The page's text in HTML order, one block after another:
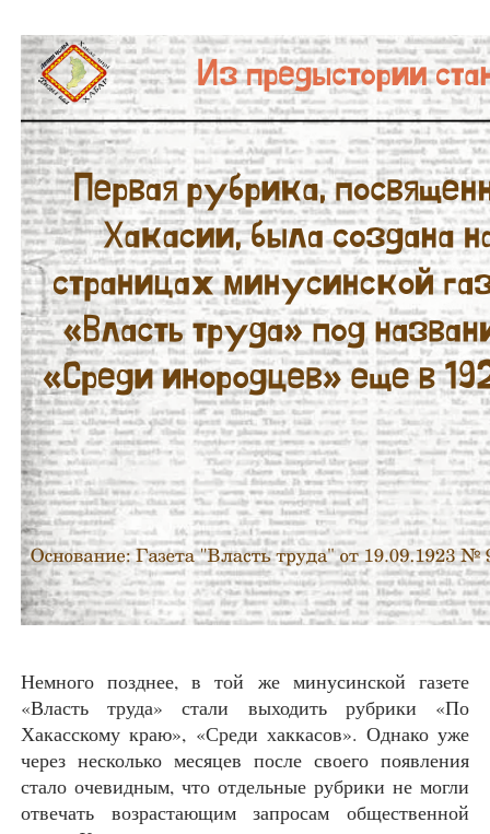
Немного позднее, в той же минусинской газете
«Власть труда» стали выходить рубрики «По
Хакасскому краю», «Среди хаккасов». Однако уже
через несколько месяцев после своего появления
стало очевидным, что отдельные рубрики не могли
отвечать возрастающим запросам общественной